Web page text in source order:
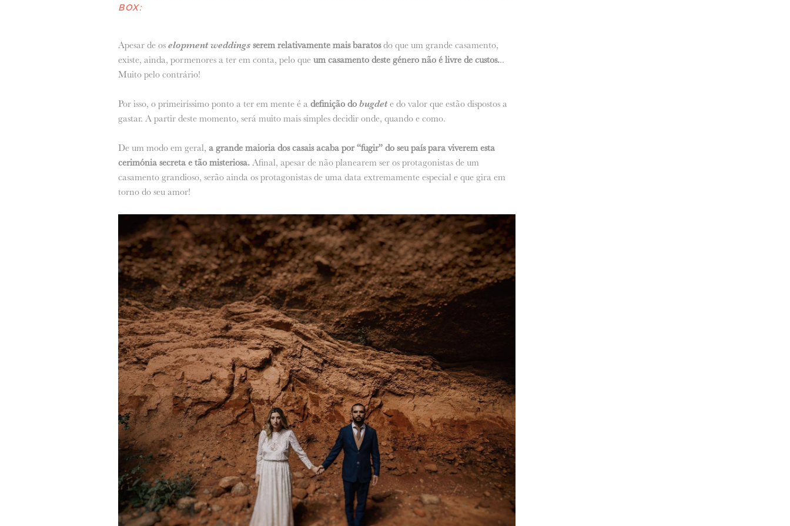
BOX:
Apesar de os elopment weddings serem relativamente mais baratosdo que um grande casamento,
existe, ainda, pormenores a ter em conta, pelo que um casamento deste género não é livre de custos...
Muito pelo contrário!
Por isso, o primeiríssimo ponto a ter em mente é a definição do bugdete do valor que estão dispostos a
gastar. A partir deste momento, será muito mais simples decidir onde, quando e como.
De um modo em geral, a grande maioria dos casais acaba por “fugir” do seu país para viverem esta
cerimónia secreta e tão misteriosa.Afinal, apesar de não planearem ser os protagonistas de um
casamento grandioso, serão ainda os protagonistas de uma data extremamente especial e que gira em
torno do seu amor!